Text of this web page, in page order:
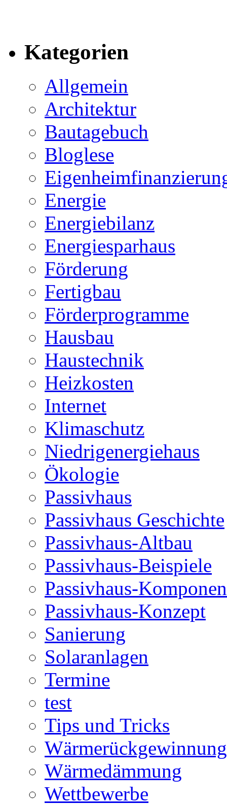
Kategorien
Allgemein
Architektur
Bautagebuch
Bloglese
Energie
Energiebilanz
Energiesparhaus
Förderung
Fertigbau
Förderprogramme
Hausbau
Haustechnik
Heizkosten
Internet
Klimaschutz
Niedrigenergiehaus
Ökologie
Passivhaus
Passivhaus Geschichte
Passivhaus-Altbau
Passivhaus-Beispiele
Passivhaus-
Passivhaus-Konzept
Sanierung
Solaranlagen
Termine
test
Tips und Tricks
Wärmerückgewinnung
Wärmedämmung
Wettbewerbe